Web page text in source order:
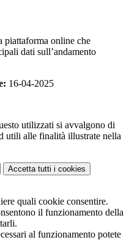
piattaforma online che
dati sull’andamento
16-04-2025
utilizzati si avvalgono di
utili alle finalità illustrate nella
Accetta tutti i cookies
quali cookie consentire.
il funzionamento della
al funzionamento potete